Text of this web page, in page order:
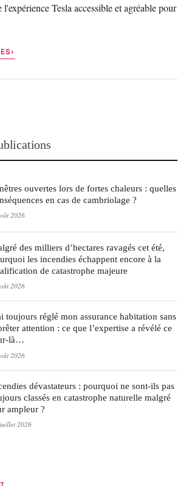
Tesla accessible et agréable pour
ouvertes lors de fortes chaleurs : quelles
en cas de cambriolage ?
2026
des milliers d’hectares ravagés cet été,
les incendies échappent encore à la
de catastrophe majeure
2026
toujours réglé mon assurance habitation sans
attention : ce que l’expertise a révélé ce
là…
2026
dévastateurs : pourquoi ne sont-ils pas
classés en catastrophe naturelle malgré
ampleur ?
2026